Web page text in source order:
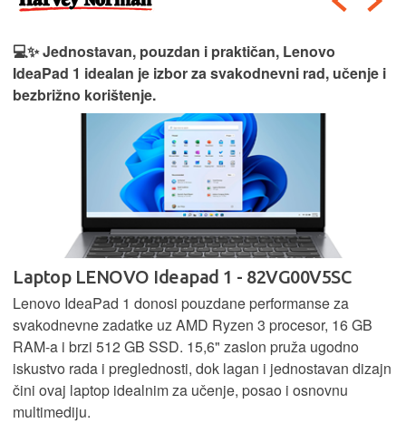
💻✨ Jednostavan, pouzdan i praktičan, Lenovo
IdeaPad 1 idealan je izbor za svakodnevni rad, učenje i
bezbrižno korištenje.
Laptop LENOVO Ideapad 1 - 82VG00V5SC
Lenovo IdeaPad 1 donosi pouzdane performanse za
svakodnevne zadatke uz AMD Ryzen 3 procesor, 16 GB
RAM-a i brzi 512 GB SSD. 15,6" zaslon pruža ugodno
iskustvo rada i preglednosti, dok lagan i jednostavan dizajn
čini ovaj laptop idealnim za učenje, posao i osnovnu
multimediju.